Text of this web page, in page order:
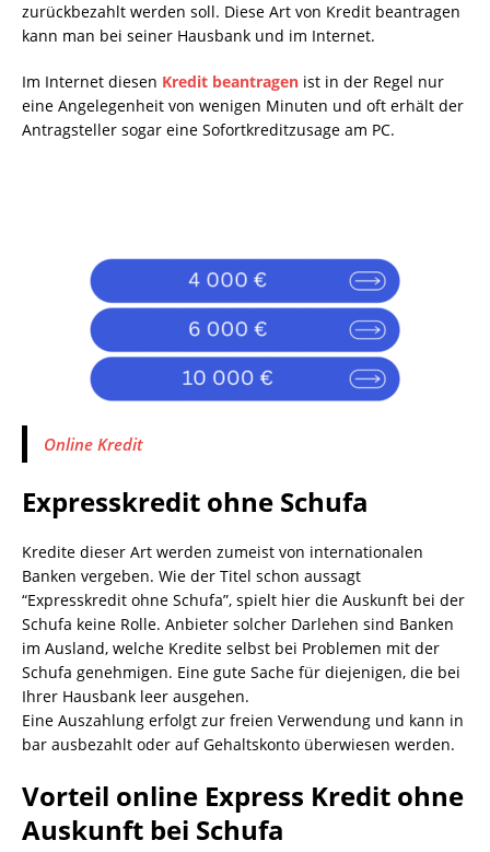
zurückbezahlt werden soll. Diese Art von Kredit beantragen
kann man bei seiner Hausbank und im Internet.
Im Internet diesen Kredit beantragen ist in der Regel nur
eine Angelegenheit von wenigen Minuten und oft erhält der
Antragsteller sogar eine Sofortkreditzusage am PC.
Online Kredit
Expresskredit ohne Schufa
Kredite dieser Art werden zumeist von internationalen
Banken vergeben. Wie der Titel schon aussagt
“Expresskredit ohne Schufa”, spielt hier die Auskunft bei der
Schufa keine Rolle. Anbieter solcher Darlehen sind Banken
im Ausland, welche Kredite selbst bei Problemen mit der
Schufa genehmigen. Eine gute Sache für diejenigen, die bei
Ihrer Hausbank leer ausgehen.
Eine Auszahlung erfolgt zur freien Verwendung und kann in
bar ausbezahlt oder auf Gehaltskonto überwiesen werden.
Vorteil online Express Kredit ohne
Auskunft bei Schufa